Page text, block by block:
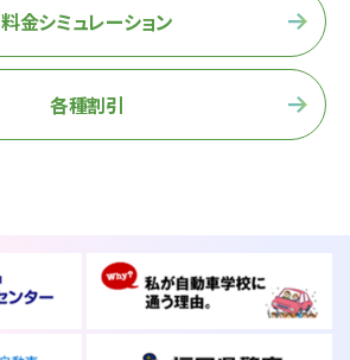
料金シミュレーション
各種割引